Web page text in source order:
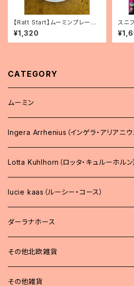
【Ratt Start】ムーミンプレー
ト 「Picknick」
¥1,320
スニ
み
CATEGORY
ムーミン
Ingera Arrhenius（インゲラ・アリアニウ
Lotta Kuhlhorn（ロッタ・キュルーホルン）
lucie kaas（ルーシー・コース）
ダーラナホース
その他北欧雑貨
その他雑貨